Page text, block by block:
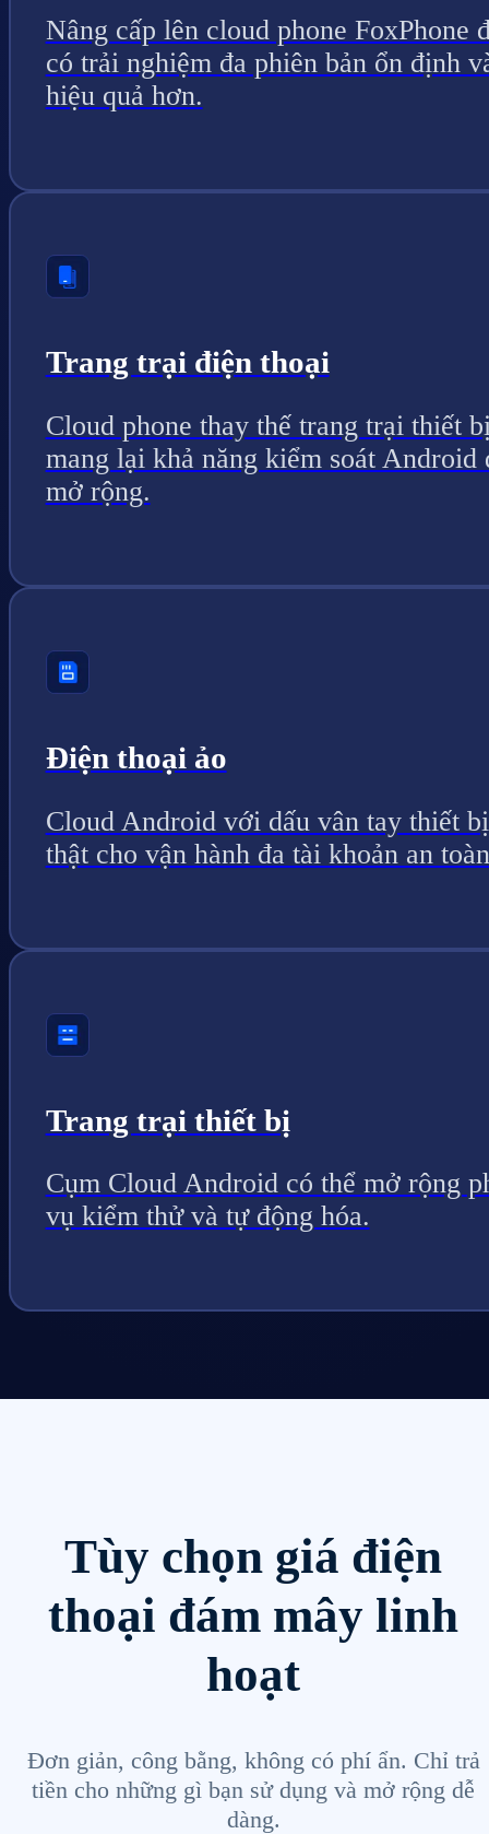
Nâng cấp lên cloud phone FoxPhone
có trải nghiệm đa phiên bản ổn định
hiệu quả hơn.
Trang trại điện thoại
Cloud phone thay thế trang trại thiết
mang lại khả năng kiểm soát Android
mở rộng.
Điện thoại ảo
Cloud Android với dấu vân tay thiết bị
thật cho vận hành đa tài khoản an
Trang trại thiết bị
Cụm Cloud Android có thể mở rộng
vụ kiểm thử và tự động hóa.
Tùy chọn giá điện
thoại đám mây linh
hoạt
Đơn giản, công bằng, không có phí ẩn. Chỉ trả
tiền cho những gì bạn sử dụng và mở rộng dễ
dàng.